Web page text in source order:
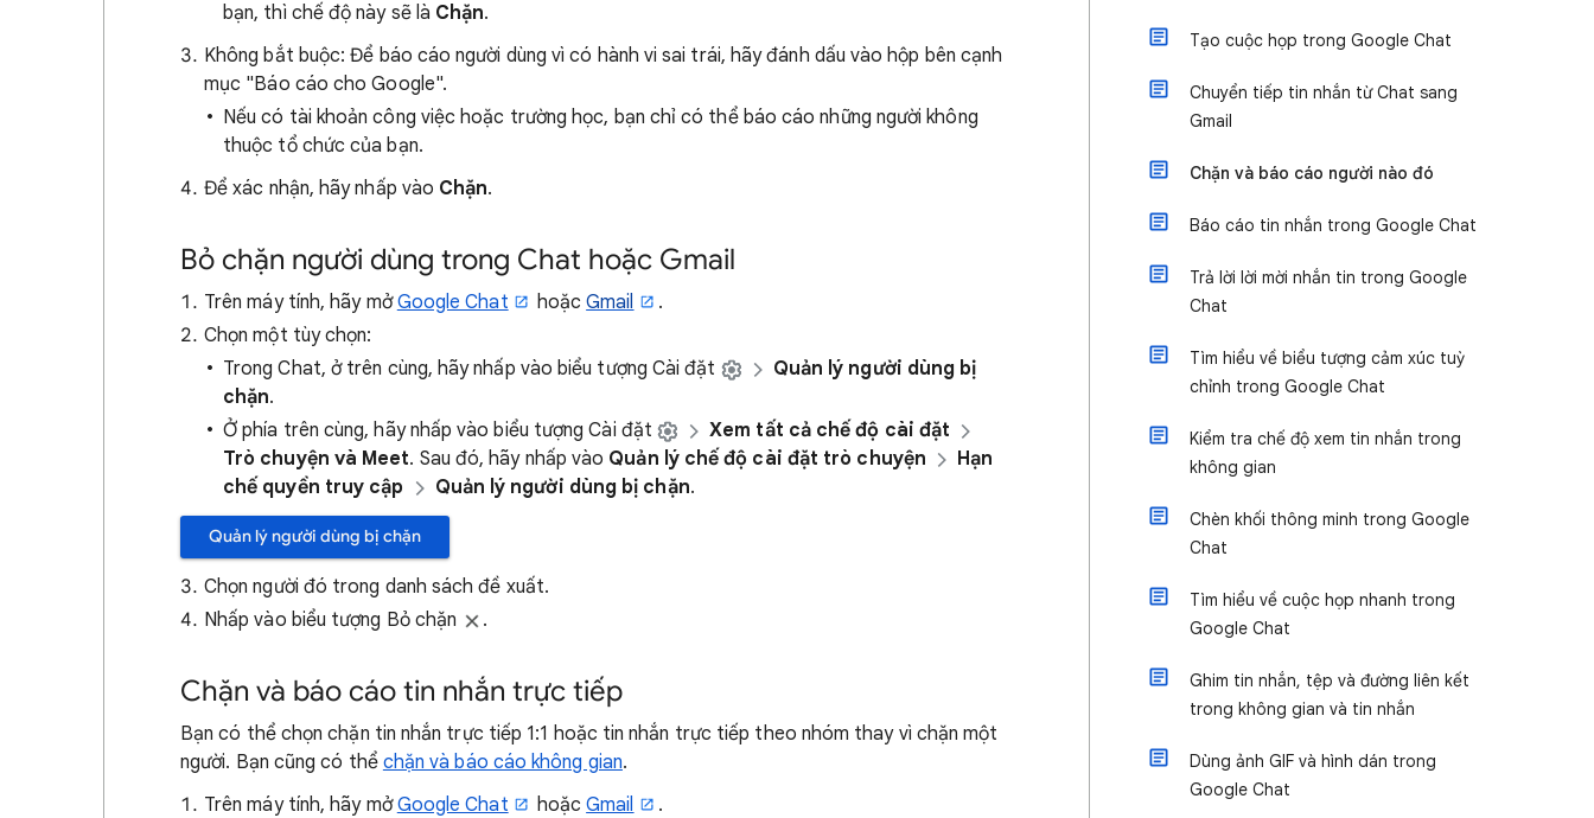
bạn, thì chế độ này sẽ là Chặn.
Không bắt buộc: Để báo cáo người dùng vì có hành vi sai trái, hãy đánh dấu vào hộp bên cạnh
mục "Báo cáo cho Google".
Nếu có tài khoản công việc hoặc trường học, bạn chỉ có thể báo cáo những người không
thuộc tổ chức của bạn.
Để xác nhận, hãy nhấp vào Chặn.
Bỏ chặn người dùng trong Chat hoặc Gmail
Trên máy tính, hãy mởGoogle Chat hoặcGmail
.
Chọn một tùy chọn:
Trong Chat, ở trên cùng, hãy nhấp vào biểu tượng Cài đặt
Quản lý người dùng bị
chặn.
Ở phía trên cùng, hãy nhấp vào biểu tượng Cài đặt
Xem tất cả chế độ cài đặt
Trò chuyện và Meet. Sau đó, hãy nhấp vào Quản lý chế độ cài đặt trò chuyện
Hạn
chế quyền truy cập
Quản lý người dùng bị chặn.
Quản lý người dùng bị chặn
Chọn người đó trong danh sách đề xuất.
Nhấp vào biểu tượng Bỏ chặn
.
Chặn và báo cáo tin nhắn trực tiếp
Bạn có thể chọn chặn tin nhắn trực tiếp 1:1 hoặc tin nhắn trực tiếp theo nhóm thay vì chặn một
người. Bạn cũng có thể chặn và báo cáo không gian.
Trên máy tính, hãy mởGoogle Chat hoặcGmail
.
Tạo cuộc họp trong Google Chat
Chuyển tiếp tin nhắn từ Chat sang
Gmail
Chặn và báo cáo người nào đó
Báo cáo tin nhắn trong Google Chat
Trả lời lời mời nhắn tin trong Google
Chat
Tìm hiểu về biểu tượng cảm xúc tuỳ
chỉnh trong Google Chat
Kiểm tra chế độ xem tin nhắn trong
không gian
Chèn khối thông minh trong Google
Chat
Tìm hiểu về cuộc họp nhanh trong
Google Chat
Ghim tin nhắn, tệp và đường liên kết
trong không gian và tin nhắn
Dùng ảnh GIF và hình dán trong
Google Chat